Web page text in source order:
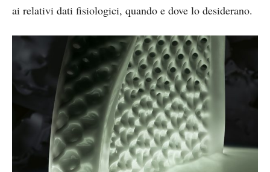
ai relativi dati fisiologici, quando e dove lo desiderano.